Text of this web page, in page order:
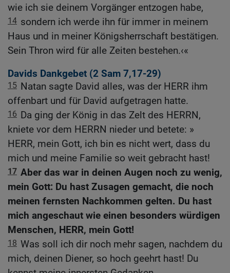
wie ich sie deinem Vorgänger entzogen habe,
14 sondern ich werde ihn für immer in meinem
Haus und in meiner Königsherrschaft bestätigen.
Sein Thron wird für alle Zeiten bestehen.‹«
Davids Dankgebet (2 Sam 7,17-29)
15 Natan sagte David alles, was der HERR ihm
offenbart und für David aufgetragen hatte.
16 Da ging der König in das Zelt des HERRN,
kniete vor dem HERRN nieder und betete: »
HERR, mein Gott, ich bin es nicht wert, dass du
mich und meine Familie so weit gebracht hast!
17 Aber das war in deinen Augen noch zu wenig,
mein Gott: Du hast Zusagen gemacht, die noch
meinen fernsten Nachkommen gelten. Du hast
mich angeschaut wie einen besonders würdigen
Menschen, HERR, mein Gott!
18 Was soll ich dir noch mehr sagen, nachdem du
mich, deinen Diener, so hoch geehrt hast! Du